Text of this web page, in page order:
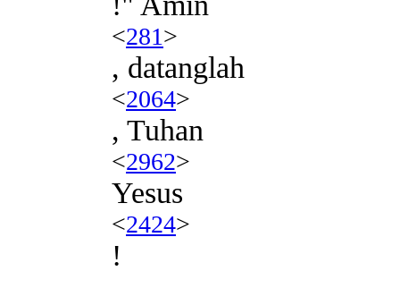
<281>
, datanglah
<2064>
, Tuhan
<2962>
Yesus
<2424>
!